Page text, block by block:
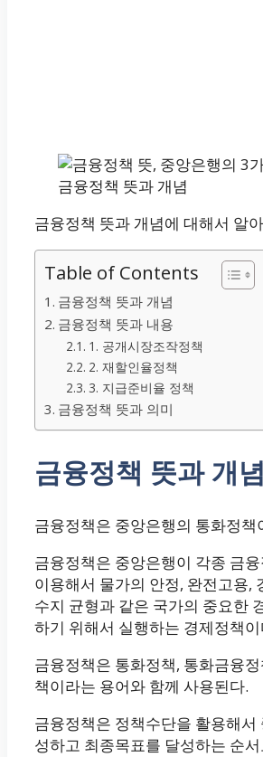
금융정책 뜻과 개념
금융정책 뜻과 개념에 대해서 알
Table of Contents
금융정책 뜻과 개념
금융정책 뜻과 내용
1. 공개시장조작정책
2. 재할인율정책
3. 지급준비율 정책
금융정책 뜻과 의미
금융정책 뜻과 개념
금융정책은 중앙은행의 통화정책
금융정책은 중앙은행이 각종 금
이용해서 물가의 안정, 완전고용,
수지 균형과 같은 국가의 중요한
하기 위해서 실행하는 경제정책이
금융정책은 통화정책, 통화금융
책이라는 용어와 함께 사용된다.
금융정책은 정책수단을 활용해서
성하고 최종목표를 달성하는 순